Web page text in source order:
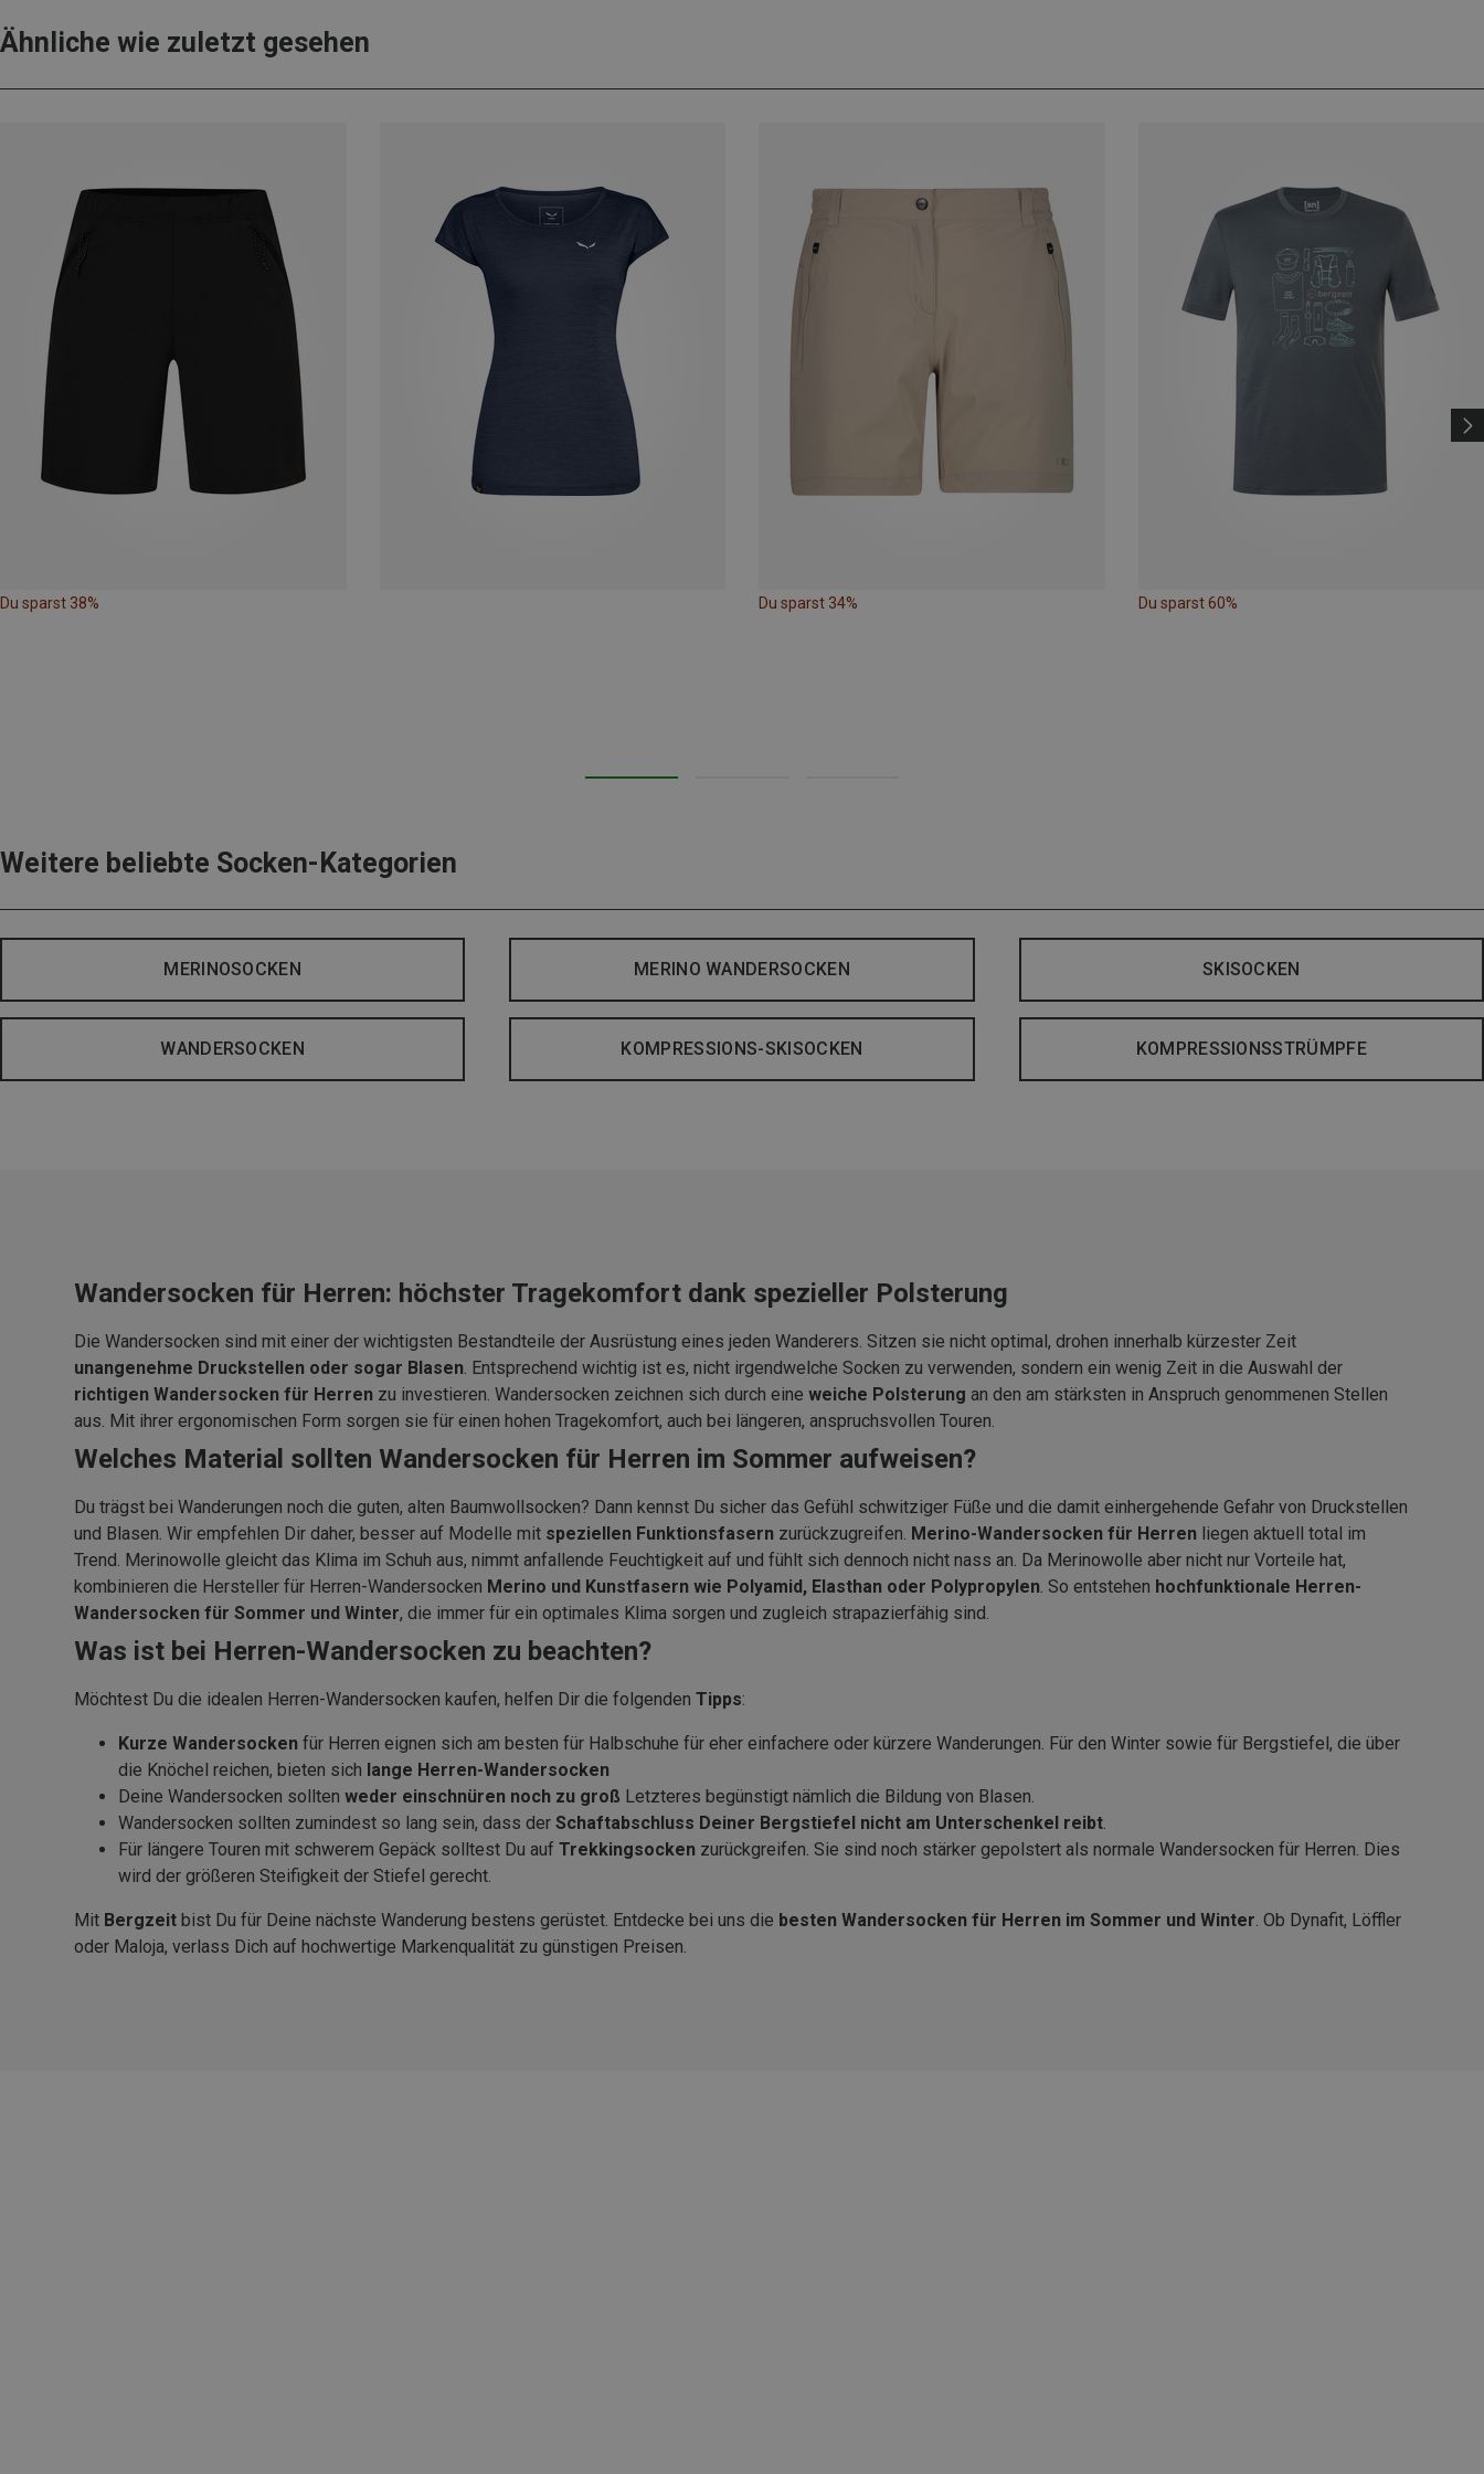
Ähnliche wie zuletzt gesehen
Du sparst 38% Du sparst 34% Du sparst 60%
Weitere beliebte Socken-Kategorien
MERINOSOCKEN MERINO WANDERSOCKEN SKISOCKEN
WANDERSOCKEN KOMPRESSIONS-SKISOCKEN KOMPRESSIONSSTRÜMPFE
Wandersocken für Herren: höchster Tragekomfort dank spezieller Polsterung
Die Wandersocken sind mit einer der wichtigsten Bestandteile der Ausrüstung eines jeden Wanderers. Sitzen sie nicht optimal, drohen innerhalb kürzester Zeit
unangenehme Druckstellen oder sogar Blasen. Entsprechend wichtig ist es, nicht irgendwelche Socken zu verwenden, sondern ein wenig Zeit in die Auswahl der
richtigen Wandersocken für Herren zu investieren. Wandersocken zeichnen sich durch eine weiche Polsterung an den am stärksten in Anspruch genommenen Stellen
aus. Mit ihrer ergonomischen Form sorgen sie für einen hohen Tragekomfort, auch bei längeren, anspruchsvollen Touren.
Welches Material sollten Wandersocken für Herren im Sommer aufweisen?
Du trägst bei Wanderungen noch die guten, alten Baumwollsocken? Dann kennst Du sicher das Gefühl schwitziger Füße und die damit einhergehende Gefahr von Druckstellen
und Blasen. Wir empfehlen Dir daher, besser auf Modelle mit speziellen Funktionsfasern zurückzugreifen. Merino-Wandersocken für Herren liegen aktuell total im
Trend. Merinowolle gleicht das Klima im Schuh aus, nimmt anfallende Feuchtigkeit auf und fühlt sich dennoch nicht nass an. Da Merinowolle aber nicht nur Vorteile hat,
kombinieren die Hersteller für Herren-Wandersocken Merino und Kunstfasern wie Polyamid, Elasthan oder Polypropylen. So entstehen hochfunktionale Herren-
Wandersocken für Sommer und Winter, die immer für ein optimales Klima sorgen und zugleich strapazierfähig sind.
Was ist bei Herren-Wandersocken zu beachten?
Möchtest Du die idealen Herren-Wandersocken kaufen, helfen Dir die folgenden Tipps:
Kurze Wandersocken für Herren eignen sich am besten für Halbschuhe für eher einfachere oder kürzere Wanderungen. Für den Winter sowie für Bergstiefel, die über
die Knöchel reichen, bieten sich lange Herren-Wandersocken
Deine Wandersocken sollten weder einschnüren noch zu groß Letzteres begünstigt nämlich die Bildung von Blasen.
Wandersocken sollten zumindest so lang sein, dass der Schaftabschluss Deiner Bergstiefel nicht am Unterschenkel reibt.
Für längere Touren mit schwerem Gepäck solltest Du auf Trekkingsocken zurückgreifen. Sie sind noch stärker gepolstert als normale Wandersocken für Herren. Dies
wird der größeren Steifigkeit der Stiefel gerecht.
Mit Bergzeit bist Du für Deine nächste Wanderung bestens gerüstet. Entdecke bei uns die besten Wandersocken für Herren im Sommer und Winter. Ob Dynafit, Löffler
oder Maloja, verlass Dich auf hochwertige Markenqualität zu günstigen Preisen.